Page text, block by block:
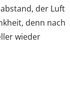
der Luft
denn nach
wieder